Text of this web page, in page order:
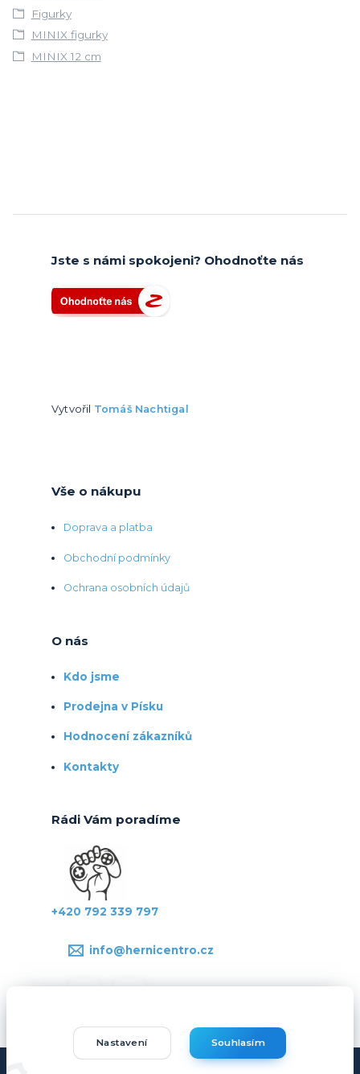
Figurky
MINIX figurky
MINIX 12 cm
Jste s námi spokojeni? Ohodnoťte nás
Vytvořil Tomáš Nachtigal
Vše o nákupu
Doprava a platba
Obchodní podmínky
Ochrana osobních údajů
O nás
Kdo jsme
Prodejna v Písku
Hodnocení zákazníků
Kontakty
Rádi Vám poradíme
+420 792 339 797
info@hernicentro.cz
Nastavení Souhlasím